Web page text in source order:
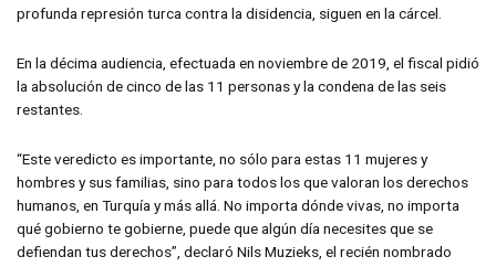
profunda represión turca contra la disidencia, siguen en la cárcel.
En la décima audiencia, efectuada en noviembre de 2019, el fiscal pidió
la absolución de cinco de las 11 personas y la condena de las seis
restantes.
“Este veredicto es importante, no sólo para estas 11 mujeres y
hombres y sus familias, sino para todos los que valoran los derechos
humanos, en Turquía y más allá. No importa dónde vivas, no importa
qué gobierno te gobierne, puede que algún día necesites que se
defiendan tus derechos”, declaró Nils Muzieks, el recién nombrado